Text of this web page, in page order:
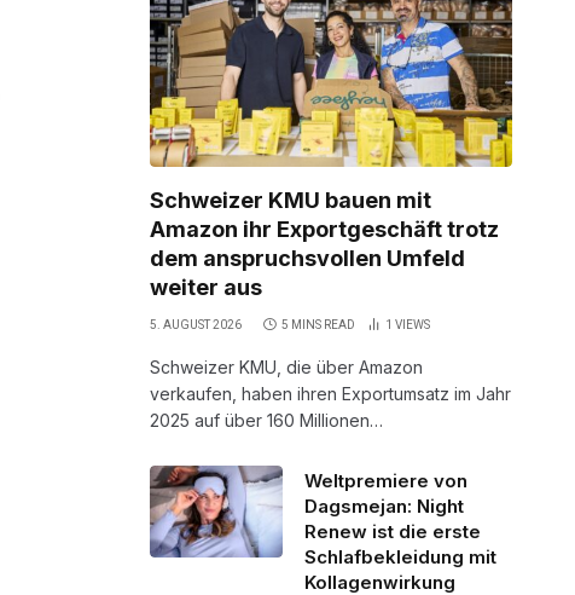
Schweizer KMU bauen mit
Amazon ihr Exportgeschäft trotz
dem anspruchsvollen Umfeld
weiter aus
5. AUGUST 2026 5 MINS READ 1 VIEWS
Schweizer KMU, die über Amazon
verkaufen, haben ihren Exportumsatz im Jahr
2025 auf über 160 Millionen…
Weltpremiere von
Dagsmejan: Night
Renew ist die erste
Schlafbekleidung mit
Kollagenwirkung